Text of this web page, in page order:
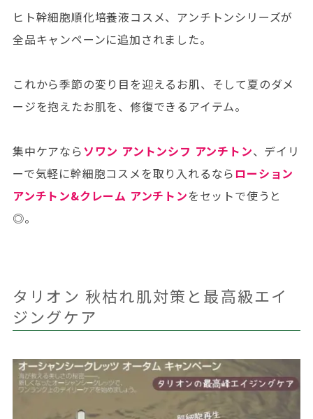
ヒト幹細胞順化培養液コスメ、アンチトンシリーズが
全品キャンペーンに追加されました。
これから季節の変り目を迎えるお肌、そして夏のダメ
ージを抱えたお肌を、修復できるアイテム。
集中ケアならソワン アントンシフ アンチトン、デイリ
ーで気軽に幹細胞コスメを取り入れるなら ローション
アンチトン&クレーム アンチトンをセットで使うと
◎。
タリオン 秋枯れ肌対策と最高級エイ
ジングケア